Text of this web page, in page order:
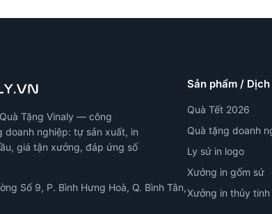
Tặng Vinaly — công
doanh nghiệp: tự sản xuất, in
giá tận xưởng, đáp ứng số
Số 9, P. Bình Hưng Hoà, Q. Bình Tân,
Sản phẩm /
Quà Tết 2026
Quà tặng doanh
Ly sứ in logo
Xưởng in gốm sứ
Xưởng in thủy tinh